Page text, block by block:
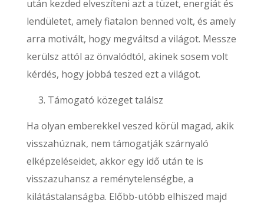
után kezded elveszíteni azt a tüzet, energiát és
lendületet, amely fiatalon benned volt, és amely
arra motivált, hogy megváltsd a világot. Messze
kerülsz attól az önvalódtól, akinek sosem volt
kérdés, hogy jobbá teszed ezt a világot.
Támogató közeget találsz
Ha olyan emberekkel veszed körül magad, akik
visszahúznak, nem támogatják szárnyaló
elképzeléseidet, akkor egy idő után te is
visszazuhansz a reménytelenségbe, a
kilátástalanságba. Előbb-utóbb elhiszed majd